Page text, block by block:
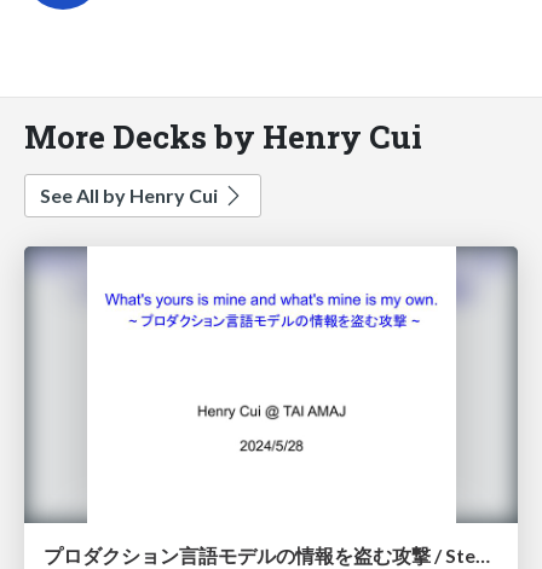
More Decks by Henry Cui
See All by Henry Cui
プロダクション言語モデルの情報を盗む攻撃 / Stealing Part of a Production Language Model